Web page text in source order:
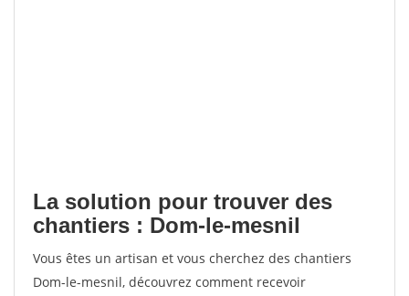
La solution pour trouver des
chantiers : Dom-le-mesnil
Vous êtes un artisan et vous cherchez des chantiers
Dom-le-mesnil, découvrez comment recevoir